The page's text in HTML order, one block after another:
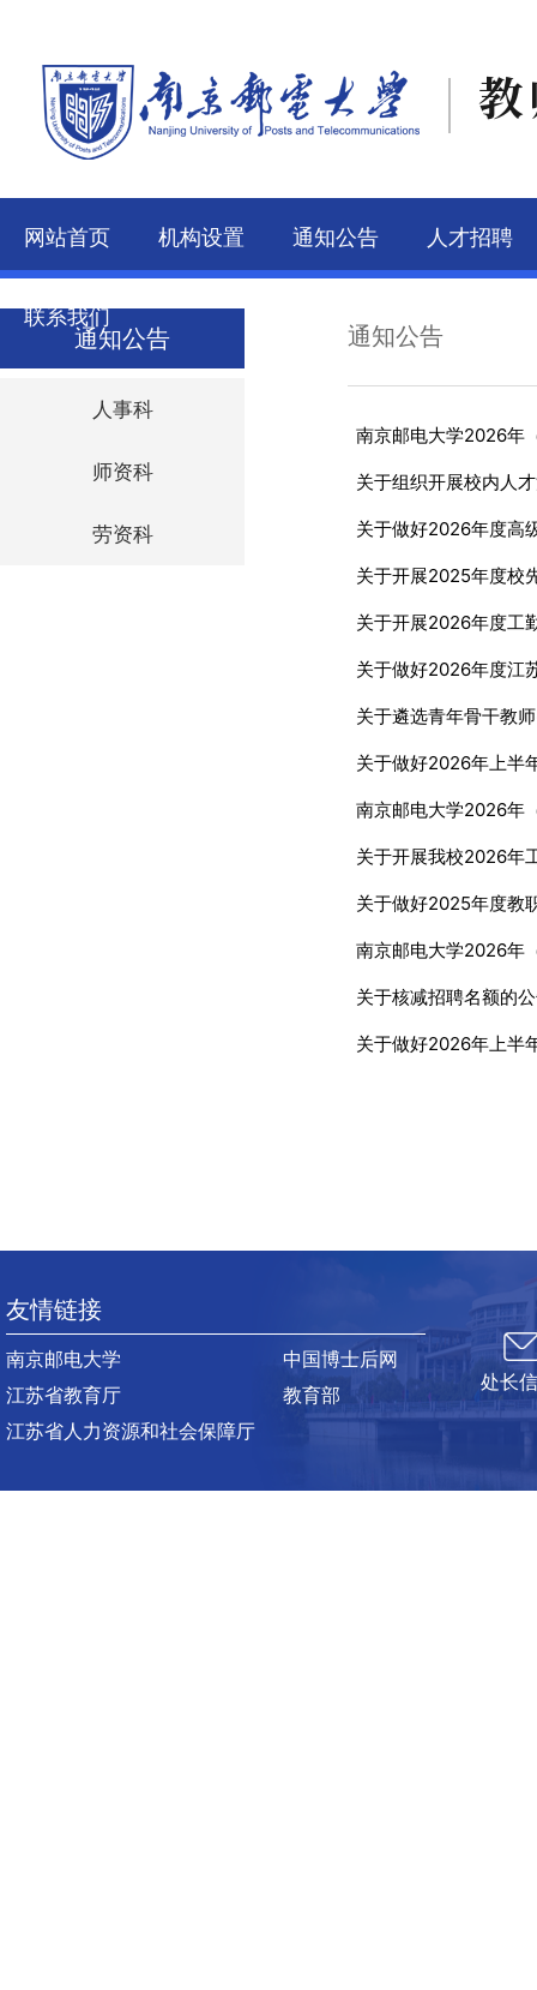
网站首页 机构设置 通知公告 人才招聘
联系我们
通知公告
人事科
师资科
劳资科
通知公告
南京邮电大学2026年
关于组织开展校内人
关于做好2026年度高
关于开展2025年度校
关于开展2026年度工
关于做好2026年度江
关于遴选青年骨干教
关于做好2026年上半
南京邮电大学2026年
关于开展我校2026年
关于做好2025年度教
南京邮电大学2026年
关于核减招聘名额的
关于做好2026年上半
友情链接
南京邮电大学
江苏省教育厅
江苏省人力资源和社会保障厅
中国博士后网
教育部
处长